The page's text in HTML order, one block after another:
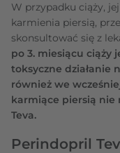
W przypadku ciąży,
karmienia piersią,
skonsultować się z
po 3. miesiącu ciąży
toksyczne działanie
również we
karmiące piersią nie
Teva.
Perindopril